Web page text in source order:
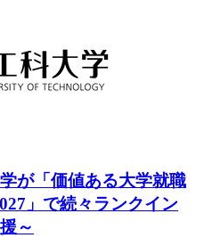
が「価値ある大学就職
」で続々ランクイン
～